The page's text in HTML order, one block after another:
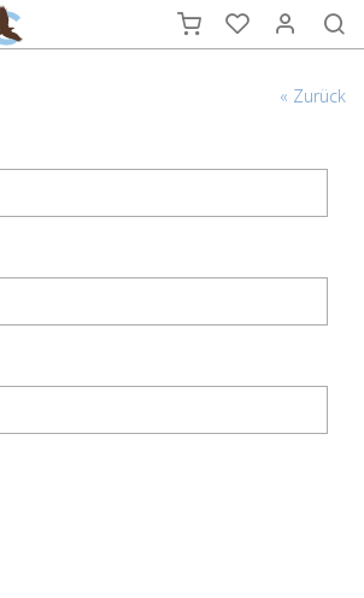
« Zurück